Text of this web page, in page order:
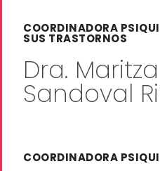
COORDINADORA
SUS TRASTORNOS
Dra.
Sandoval
COORDINADORA